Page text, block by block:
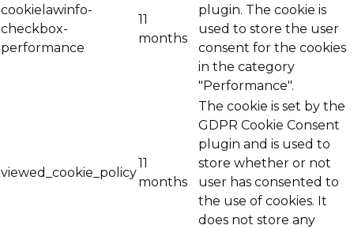
cookielawinfo-
checkbox-
performance
11
months
plugin. The cookie is
used to store the user
consent for the cookies
in the category
"Performance".
viewed_cookie_policy
11
months
The cookie is set by the
GDPR Cookie Consent
plugin and is used to
store whether or not
user has consented to
the use of cookies. It
does not store any